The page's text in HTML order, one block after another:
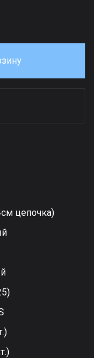
цепочка)